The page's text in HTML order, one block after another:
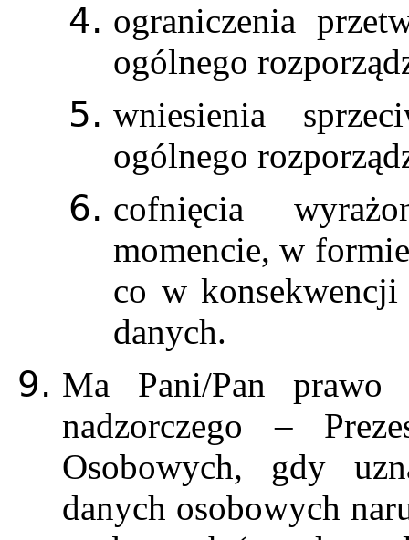
ograniczenia
ogólnego
wniesienia
ogólnego
cofnięcia
momencie, w
co w konsekwencji
danych.
Ma Pani/Pan prawo
nadzorczego –
Osobowych, gdy
danych osobowych